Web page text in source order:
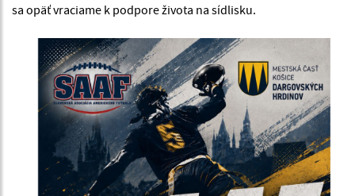
sa opäť vraciame k podpore života na sídlisku.